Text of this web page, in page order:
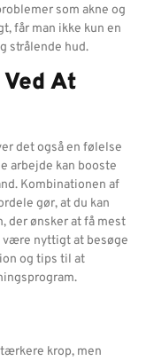
som akne og
får man ikke kun en
strålende hud.
At
det også en følelse
arbejde kan booste
Kombinationen af
gør, at du kan
der ønsker at få mest
nyttigt at besøge
og tips til at
krop, men